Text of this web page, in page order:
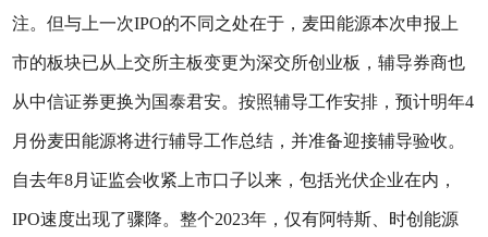
注。但与上一次IPO的不同之处在于，麦田能源本次申报上
市的板块已从上交所主板变更为深交所创业板，辅导券商也
从中信证券更换为国泰君安。按照辅导工作安排，预计明年4
月份麦田能源将进行辅导工作总结，并准备迎接辅导验收。
自去年8月证监会收紧上市口子以来，包括光伏企业在内，
IPO速度出现了骤降。整个2023年，仅有阿特斯、时创能源